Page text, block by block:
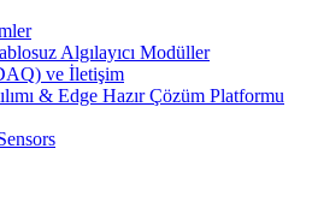
Algılayıcı Modüller
ve İletişim
& Edge Hazır Çözüm Platformu